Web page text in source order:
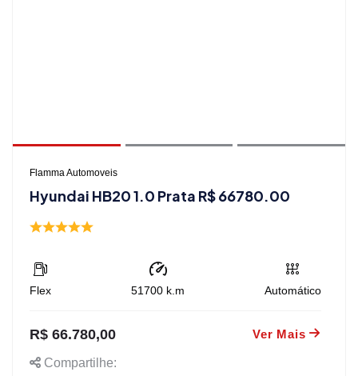
Flamma Automoveis
Hyundai HB20 1.0 Prata R$ 66780.00
Flex 51700 k.m Automático
R$ 66.780,00 Ver Mais
Compartilhe: